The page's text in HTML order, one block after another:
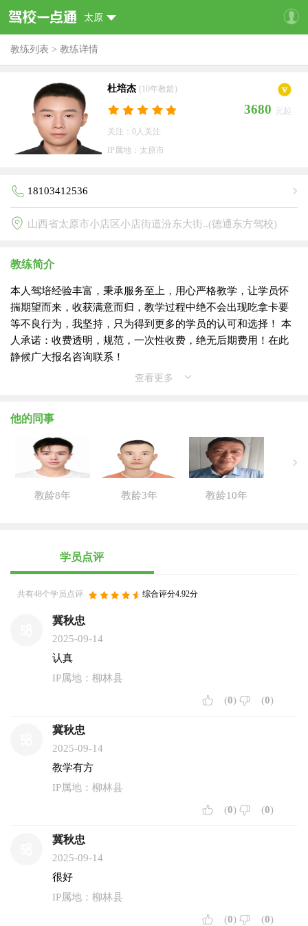
太原
教练列表 > 教练详情
杜培杰 (10年教龄)
3680 元起
关注：0人关注
IP属地：太原市
18103412536
山西省太原市小店区小店街道汾东大街..(德通东方驾校)
教练简介
本人驾培经验丰富，秉承服务至上，用心严格教学，让学员怀
揣期望而来，收获满意而归，教学过程中绝不会出现吃拿卡要
等不良行为，我坚持，只为得到更多的学员的认可和选择！ 本
人承诺：收费透明，规范，一次性收费，绝无后期费用！在此
静候广大报名咨询联系！
查看更多
他的同事
教龄8年 教龄3年 教龄10年
学员点评
共有48个学员点评 综合评分4.92分
冀秋忠
2025-09-14
认真
IP属地：柳林县
(0) (0)
冀秋忠
2025-09-14
教学有方
IP属地：柳林县
(0) (0)
冀秋忠
2025-09-14
很好
IP属地：柳林县
(0) (0)